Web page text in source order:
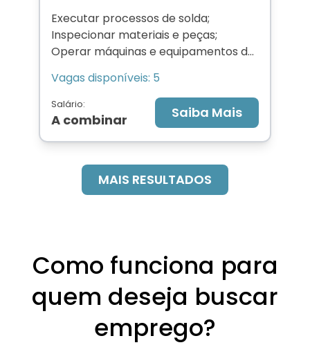
Executar processos de solda;
Inspecionar materiais e peças;
Operar máquinas e equipamentos de
Regular máquinas de solda e
equipamentos;
Vagas disponíveis: 5
Salário:
A combinar Saiba Mais
MAIS RESULTADOS
Como funciona para
quem deseja buscar
emprego?